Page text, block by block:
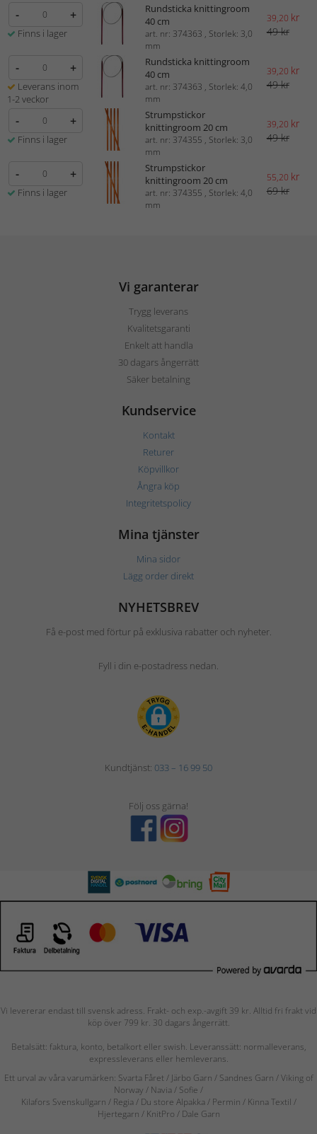
- +
Finns i lager
Rundsticka knittingroom
40 cm
art. nr: 374363 , Storlek: 3,0
mm
39,20 kr
49 kr
- +
Leverans inom
1-2 veckor
Rundsticka knittingroom
40 cm
art. nr: 374363 , Storlek: 4,0
mm
39,20 kr
49 kr
- +
Finns i lager
Strumpstickor
knittingroom 20 cm
art. nr: 374355 , Storlek: 3,0
mm
39,20 kr
49 kr
- +
Finns i lager
Strumpstickor
knittingroom 20 cm
art. nr: 374355 , Storlek: 4,0
mm
55,20 kr
69 kr
Vi garanterar
Trygg leverans
Kvalitetsgaranti
Enkelt att handla
30 dagars ångerrätt
Säker betalning
Kundservice
Kontakt
Returer
Köpvillkor
Ångra köp
Integritetspolicy
Mina tjänster
Mina sidor
Lägg order direkt
NYHETSBREV
Få e-post med förtur på exklusiva rabatter och nyheter.
Fyll i din e-postadress nedan.
Kundtjänst: 033 – 16 99 50
Följ oss gärna!
Vi levererar endast till svensk adress. Frakt- och exp.-avgift 39 kr. Alltid fri frakt vid
köp över 799 kr. 30 dagars ångerrätt.
Betalsätt: faktura, konto, betalkort eller swish. Leveranssätt: normalleverans,
expressleverans eller hemleverans.
Ett urval av våra varumärken: Svarta Fåret / Järbo Garn / Sandnes Garn / Viking of
Norway / Navia/ Sofie /
Kilafors Svenskullgarn / Regia / Du store Alpakka / Permin / Kinna Textil /
Hjertegarn / KnitPro / Dale Garn